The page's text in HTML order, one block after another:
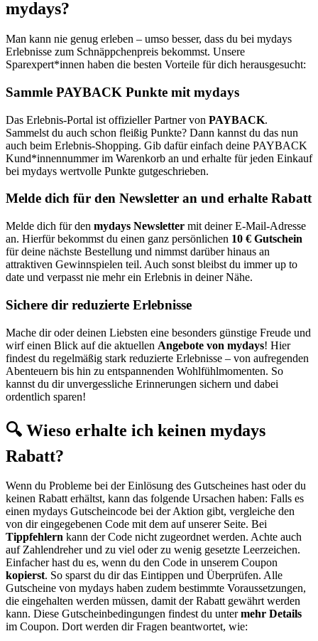
mydays?
Man kann nie genug erleben – umso besser, dass du bei mydays
Erlebnisse zum Schnäppchenpreis bekommst. Unsere
Sparexpert*innen haben die besten Vorteile für dich herausgesucht:
Sammle PAYBACK Punkte mit mydays
Das Erlebnis-Portal ist offizieller Partner von PAYBACK.
Sammelst du auch schon fleißig Punkte? Dann kannst du das nun
auch beim Erlebnis-Shopping. Gib dafür einfach deine PAYBACK
Kund*innennummer im Warenkorb an und erhalte für jeden Einkauf
bei mydays wertvolle Punkte gutgeschrieben.
Melde dich für den Newsletter an und erhalte Rabatt
Melde dich für den mydays Newsletter mit deiner E-Mail-Adresse
an. Hierfür bekommst du einen ganz persönlichen 10 € Gutschein
für deine nächste Bestellung und nimmst darüber hinaus an
attraktiven Gewinnspielen teil. Auch sonst bleibst du immer up to
date und verpasst nie mehr ein Erlebnis in deiner Nähe.
Sichere dir reduzierte Erlebnisse
Mache dir oder deinen Liebsten eine besonders günstige Freude und
wirf einen Blick auf die aktuellen Angebote von mydays! Hier
findest du regelmäßig stark reduzierte Erlebnisse – von aufregenden
Abenteuern bis hin zu entspannenden Wohlfühlmomenten. So
kannst du dir unvergessliche Erinnerungen sichern und dabei
ordentlich sparen!
🔍 Wieso erhalte ich keinen mydays
Rabatt?
Wenn du Probleme bei der Einlösung des Gutscheines hast oder du
keinen Rabatt erhältst, kann das folgende Ursachen haben: Falls es
einen mydays Gutscheincode bei der Aktion gibt, vergleiche den
von dir eingegebenen Code mit dem auf unserer Seite. Bei
Tippfehlern kann der Code nicht zugeordnet werden. Achte auch
auf Zahlendreher und zu viel oder zu wenig gesetzte Leerzeichen.
Einfacher hast du es, wenn du den Code in unserem Coupon
kopierst. So sparst du dir das Eintippen und Überprüfen. Alle
Gutscheine von mydays haben zudem bestimmte Voraussetzungen,
die eingehalten werden müssen, damit der Rabatt gewährt werden
kann. Diese Gutscheinbedingungen findest du untermehr Details
im Coupon. Dort werden dir Fragen beantwortet, wie: